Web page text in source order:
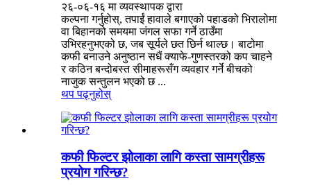
२६-०६-१६ मा व्यवस्थापक द्वारा
कल्पना गर्नुहोस्, तपाईं हावाले बगाएको पहाडको भिरालोमा
वा बिहानको समयमा जंगल सफा गर्ने ठाउँमा
उभिरहनुभएको छ, जब सूर्यले छत छिर्न थाल्छ। बाटोमा
कफी बनाउने अनुष्ठान सधैं क्याफे-गुणस्तरको कप चाहने
र कठिन बन्दोबस्त सीमाहरूसँग व्यवहार गर्ने बीचको
नाजुक सन्तुलन भएको छ ...
थप पढ्नुहोस्
कफी फिल्टर झोलाका लागि कस्ता सामग्रीहरू
प्रयोग गरिन्छ?